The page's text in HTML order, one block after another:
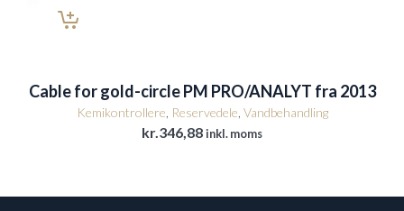
Cable for gold-circle PM PRO/ANALYT fra 2013
Kemikontrollere Reservedele Vandbehandling
kr.346,88inkl. moms